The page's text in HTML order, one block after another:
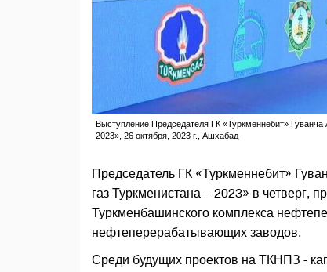
Выступление Председателя ГК «Туркменнебит»
2023», 26 октября, 2023 г., Ашхабад
Председатель ГК «Туркменнебит»
газ Туркменистана – 2023» в четверг,
Туркменбашинского комплекса
нефтеперерабатывающих заводов.
Среди будущих проектов на ТКНПЗ -